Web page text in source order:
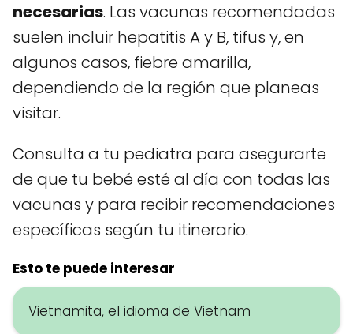
necesarias. Las vacunas recomendadas
suelen incluir hepatitis A y B, tifus y, en
algunos casos, fiebre amarilla,
dependiendo de la región que planeas
visitar.
Consulta a tu pediatra para asegurarte
de que tu bebé esté al día con todas las
vacunas y para recibir recomendaciones
específicas según tu itinerario.
Esto te puede interesar
Vietnamita, el idioma de Vietnam